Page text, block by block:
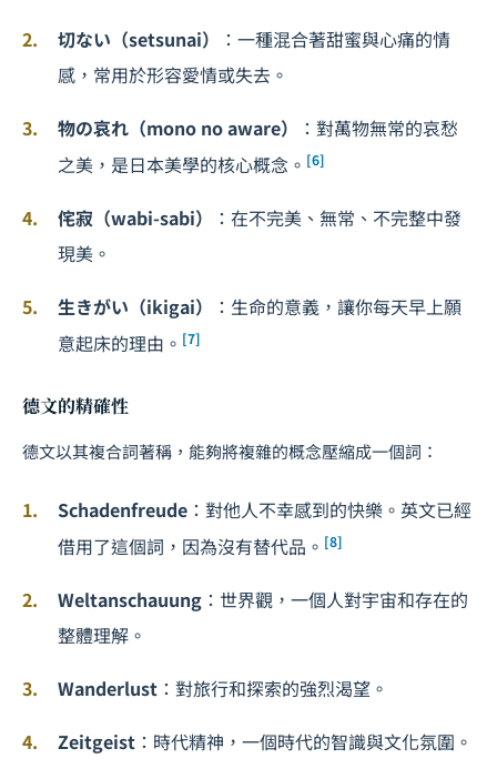
切ない（setsunai）
：一種混合著甜蜜與心痛的情
感，常用於形容愛情或失去。
物の哀れ（mono no aware）
：對萬物無常的哀愁
之美，是日本美學的核心概念。 [6]
侘寂（wabi-sabi）
：在不完美、無常、不完整中發
現美。
生きがい（ikigai）
：生命的意義，讓你每天早上願
意起床的理由。 [7]
德文的精確性
德文以其複合詞著稱，能夠將複雜的概念壓縮成一個詞：
Schadenfreude ：對他人不幸感到的快樂。英文已經
借用了這個詞，因為沒有替代品。 [8]
Weltanschauung ：世界觀，一個人對宇宙和存在的
整體理解。
Wanderlust ：對旅行和探索的強烈渴望。
Zeitgeist ：時代精神，一個時代的智識與文化氛圍。